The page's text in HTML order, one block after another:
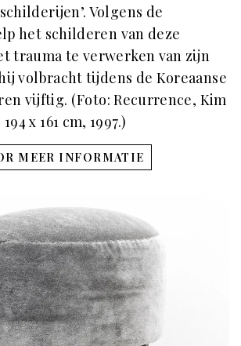
Volgens de
het schilderen van deze
trauma te verwerken van zijn
volbracht tijdens de Koreaanse
vijftig. (Foto: Recurrence, Kim
x 161 cm, 1997.)
MEER INFORMATIE